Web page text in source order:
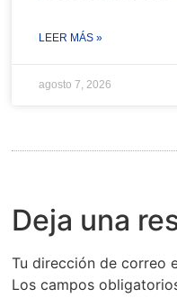
LEER MÁS »
agosto 7, 2026
Deja una
Tu dirección de correo
Los campos